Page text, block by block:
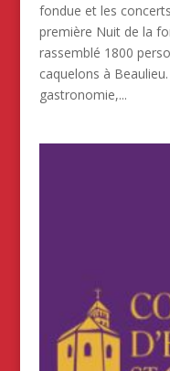
fondue et les
première Nuit de la
rassemblé 1800
caquelons à
gastronomie,...